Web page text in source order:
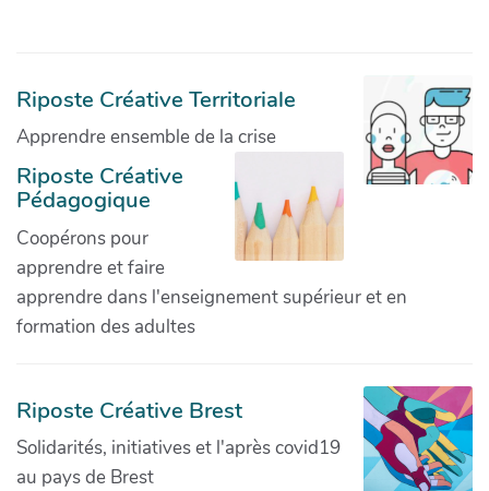
Riposte Créative Territoriale
Apprendre ensemble de la crise
Riposte Créative
Pédagogique
Coopérons pour
apprendre et faire
apprendre dans l'enseignement supérieur et en
formation des adultes
Riposte Créative Brest
Solidarités, initiatives et l'après covid19
au pays de Brest